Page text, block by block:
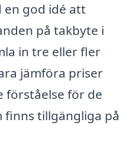
god idé att
på takbyte i
in tre eller fler
jämföra priser
förståelse för de
finns tillgängliga på